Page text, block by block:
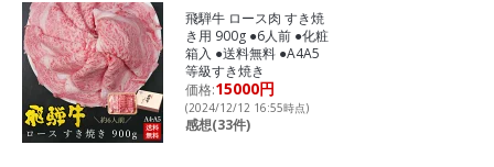
飛騨牛 ロース肉 すき焼
き用 900g ●6人前 ●化粧
箱入 ●送料無料 ●A4A5
等級すき焼き
価格:15000円
(2024/12/12 16:55時点)
感想(33件)